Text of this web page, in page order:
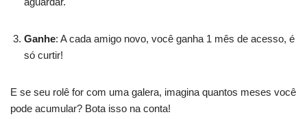
Ganhe: A cada amigo novo, você ganha 1 mês de acesso, é
só curtir!
E se seu rolê for com uma galera, imagina quantos meses você
pode acumular? Bota isso na conta!